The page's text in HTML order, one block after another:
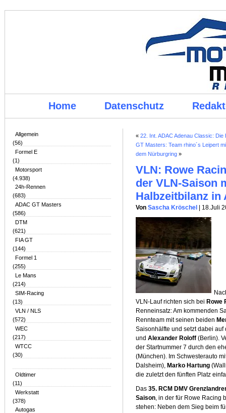
Home Datenschutz
Allgemein
(56)
Formel E
(1)
Motorsport
(4.938)
24h-Rennen
(683)
ADAC GT Masters
(586)
DTM
(621)
FIA GT
(144)
Formel 1
(255)
Le Mans
(214)
SIM-Racing
(13)
VLN / NLS
(572)
WEC
(217)
WTCC
(30)
Oldtimer
(11)
Werkstatt
(378)
Autogas
« 22. Int. ADAC Adenau Classic:
GT Masters: Team rhino´s Leipert
dem Nürburgring »
VLN: Rowe
der VLN-Saison
Halbzeitbilanz in
Von Sascha Kröschel | 18.Juli
VLN-Lauf richten sich bei Rowe
Renneinsatz: Am kommenden
Rennteam mit seinen beiden
Saisonhälfte und setzt dabei
und Alexander Roloff (Berlin).
der Startnummer 7 durch den
(München). Im Schwesterauto
Dalsheim), Marko Hartung
die zuletzt den fünften Platz
Das 35. RCM DMV
Saison, in der für Rowe Racing
stehen: Neben dem Sieg beim